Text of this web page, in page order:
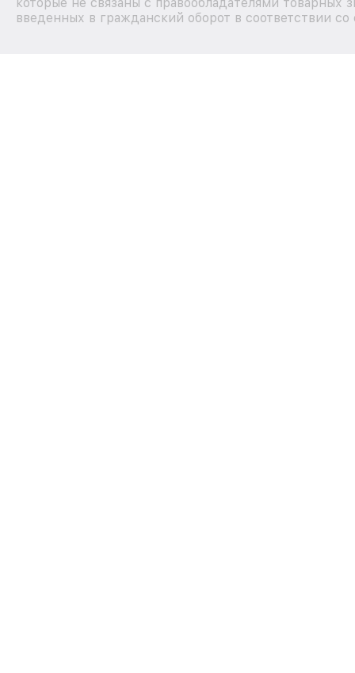
введенных в гражданский оборот в соответствии